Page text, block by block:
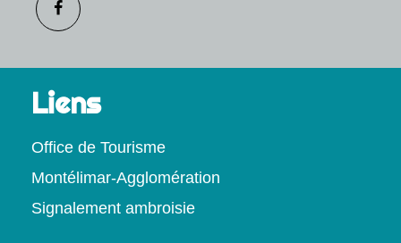
Liens
Office de Tourisme
Montélimar-Agglomération
Signalement ambroisie